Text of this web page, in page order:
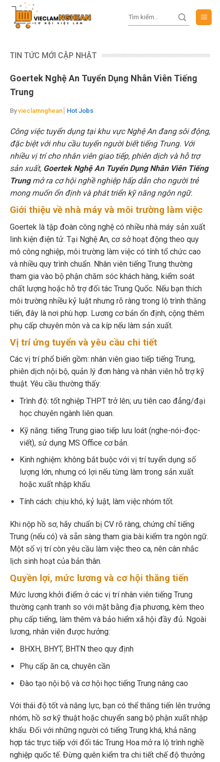
Skip
content
TIN TỨC MỚI CẬP NHẬT
Goertek Nghệ An Tuyển Dụng Nhân Viên Tiếng
Trung
Byvieclamnghean Hot Jobs
Công việc tuyển dụng tại khu vực Nghệ An đang sôi động,
đặc biệt với nhu cầu tuyển người biết tiếng Trung. Với
nhiều vị trí cho nhân viên giao tiếp, phiên dịch và hỗ trợ
sản xuất, Goertek Nghệ An Tuyển Dụng Nhân Viên Tiếng
Trungmở ra cơ hội nghề nghiệp hấp dẫn cho người trẻ
mong muốn ổn định và phát triển kỹ năng ngôn ngữ.
Giới thiệu về nhà máy và môi trường làm việc
Goertek là tập đoàn công nghệ có nhiều nhà máy sản xuất
linh kiện điện tử. Tại Nghệ An, cơ sở hoạt động theo quy
mô công nghiệp, môi trường làm việc có tính tổ chức cao
và nhiều quy trình chuẩn. Nhân viên tiếng Trung thường
tham gia vào bộ phận chăm sóc khách hàng, kiểm soát
chất lượng hoặc hỗ trợ đối tác Trung Quốc. Nếu bạn thích
môi trường nhiều kỷ luật nhưng rõ ràng trong lộ trình thăng
tiến, đây là nơi phù hợp. Lương cơ bản ổn định, cộng thêm
phụ cấp chuyên môn và ca kíp nếu làm sản xuất.
Vị trí ứng tuyển và yêu cầu chi tiết
Các vị trí phổ biến gồm: nhân viên giao tiếp tiếng Trung,
phiên dịch nội bộ, quản lý đơn hàng và nhân viên hỗ trợ kỹ
thuật. Yêu cầu thường thấy:
Trình độ: tốt nghiệp THPT trở lên; ưu tiên cao đẳng/đại
học chuyên ngành liên quan.
Kỹ năng: tiếng Trung giao tiếp lưu loát (nghe-nói-đọc-
viết), sử dụng MS Office cơ bản.
Kinh nghiệm: không bắt buộc với vị trí tuyển dụng số
lượng lớn, nhưng có lợi nếu từng làm trong sản xuất
hoặc xuất nhập khẩu.
Tính cách: chịu khó, kỷ luật, làm việc nhóm tốt.
Khi nộp hồ sơ, hãy chuẩn bị CV rõ ràng, chứng chỉ tiếng
Trung (nếu có) và sẵn sàng tham gia bài kiểm tra ngôn ngữ.
Một số vị trí còn yêu cầu làm việc theo ca, nên cân nhắc
lịch sinh hoạt của bản thân.
Quyền lợi, mức lương và cơ hội thăng tiến
Mức lương khởi điểm ở các vị trí nhân viên tiếng Trung
thường cạnh tranh so với mặt bằng địa phương, kèm theo
phụ cấp tiếng, làm thêm và bảo hiểm xã hội đầy đủ. Ngoài
lương, nhân viên được hưởng:
BHXH, BHYT, BHTN theo quy định
Phụ cấp ăn ca, chuyên cần
Đào tạo nội bộ và cơ hội học tiếng Trung nâng cao
Với thái độ tốt và năng lực, bạn có thể thăng tiến lên trưởng
nhóm, hồ sơ kỹ thuật hoặc chuyển sang bộ phận xuất nhập
khẩu. Đối với những người có tiếng Trung khá, khả năng
hợp tác trực tiếp với đối tác Trung Hoa mở ra lộ trình nghề
nghiệp quốc tế. Đừng quên kiểm tra chi tiết chế độ thưởng